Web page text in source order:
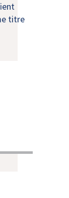
titre